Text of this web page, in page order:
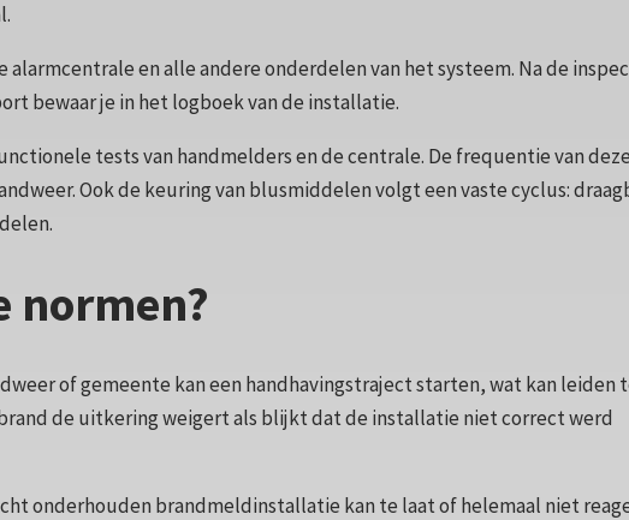
en alle andere onderdelen van het systeem. Na de
bewaar je in het logboek van de installatie.
tests van handmelders en de centrale. De frequentie van
Ook de keuring van blusmiddelen volgt een vaste cyclus:
normen?
of gemeente kan een handhavingstraject starten, wat kan leiden
de uitkering weigert als blijkt dat de installatie niet correct werd
onderhouden brandmeldinstallatie kan te laat of helemaal niet